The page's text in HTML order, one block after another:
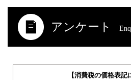
アンケート
【消費税の価格表記